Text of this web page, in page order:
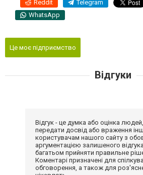
Reddit Telegram
WhatsApp
Це моє підприємство
Відгуки
Відгук - це думка або оцінка
передати досвід або враження
користувачам нашого сайту з
аргументацією залишеного
багатьом прийняти правильне
Коментарі призначені для
обговорення, а також для